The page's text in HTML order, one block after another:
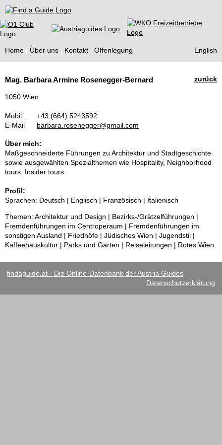
Find a Guide
Home Über uns Kontakt Offenlegung English
Guides
zurück
Mag. Barbara Armine Rosenegger-Bernard
1050 Wien
Mobil
+43 (664) 5243592
E-Mail
barbara.rosenegger@gmail.com
Über mich:
Maßgeschneiderte Führungen zu Architektur und Stadtgeschichte
sowie ausgewählten Spezialthemen wie Hospitality, Neighborhood
tours, Insider tours.
Profil:
Sprachen: Deutsch | Englisch | Französisch | Italienisch
Themen: Architektur und Design | Bezirks-/Grätzelführungen |
Fremdenführungen im Centroperaum | Fremdenführungen im
sonstigen Ausland | Friedhöfe | Jüdisches Wien | Jugendstil |
Kaffeehauskultur | Parks und Gärten | Reiseleitungen | Rotes Wien
findaguide.at - Die Online-Datenbank der Austria Guides
Datenschutzerklärung